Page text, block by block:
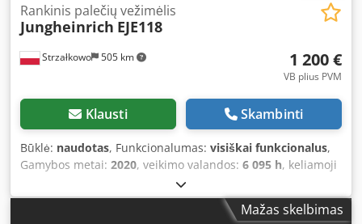
Strzałkowo 505 km
Rankinis palečių vežimėlis
Jungheinrich EJE118
1 200 €
VB plius PVM
Klausti Skambinti
Būklė: naudotas, Funkcionalumas: visiškai funkcionalus,
Gamybos metai: 2020, veikimo valandos: 6 095 h, keliamoji
elektrinis
Elektro, Žemagrindis krautuvas Būklė: Paruoštas
naudojimui ir visiškai veikiantis Techninė būklė: gera
Mažas skelbimas